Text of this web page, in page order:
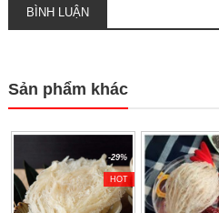
BÌNH LUẬN
Sản phẩm khác
-29%
HOT